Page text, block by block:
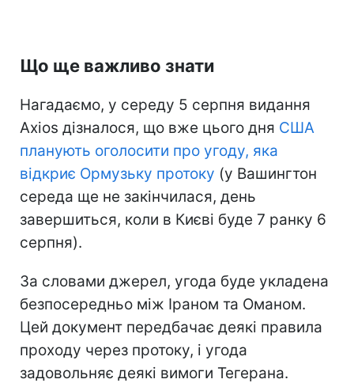
Що ще важливо знати
Нагадаємо, у середу 5 серпня видання
Axios дізналося, що вже цього дня США
планують оголосити про угоду, яка
відкриє Ормузьку протоку (у Вашингтон
середа ще не закінчилася, день
завершиться, коли в Києві буде 7 ранку 6
серпня).
За словами джерел, угода буде укладена
безпосередньо між Іраном та Оманом.
Цей документ передбачає деякі правила
проходу через протоку, і угода
задовольняє деякі вимоги Тегерана.